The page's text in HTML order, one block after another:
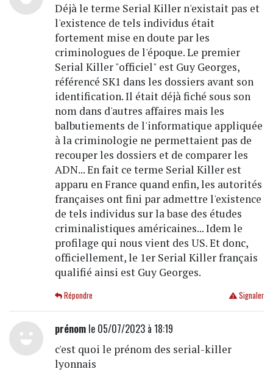
Déjà le terme Serial Killer n'existait pas et
l'existence de tels individus était
fortement mise en doute par les
criminologues de l'époque. Le premier
Serial Killer "officiel" est Guy Georges,
référencé SK1 dans les dossiers avant son
identification. Il était déjà fiché sous son
nom dans d'autres affaires mais les
balbutiements de l'informatique appliquée
à la criminologie ne permettaient pas de
recouper les dossiers et de comparer les
ADN... En fait ce terme Serial Killer est
apparu en France quand enfin, les autorités
françaises ont fini par admettre l'existence
de tels individus sur la base des études
criminalistiques américaines... Idem le
profilage qui nous vient des US. Et donc,
officiellement, le 1er Serial Killer français
qualifié ainsi est Guy Georges.
Signaler
Répondre
prénomle 05/07/2023 à 18:19
c'est quoi le prénom des serial-killer
lyonnais